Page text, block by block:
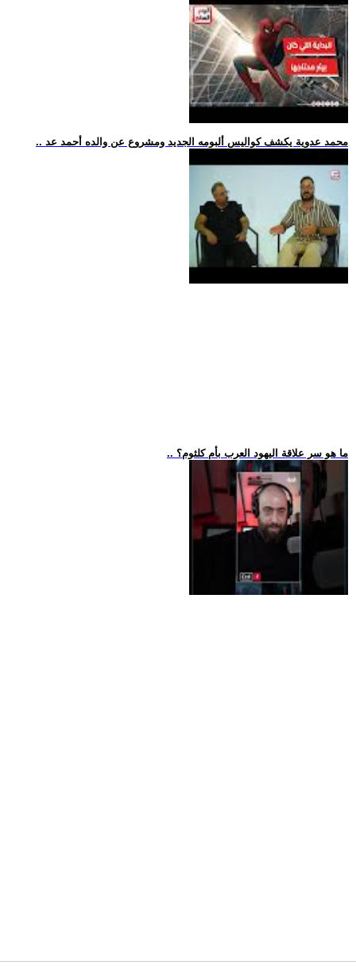
.. محمد عدوية يكشف كواليس ألبومه الجديد ومشروع عن والده أحمد عد
.. ما هو سر علاقة اليهود العرب بأم كلثوم؟